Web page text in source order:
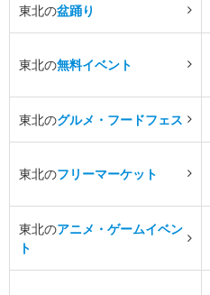
東北の盆踊り
東北の無料イベント
東北のグルメ・フードフェス
東北のフリーマーケット
東北のアニメ・ゲームイベン
ト